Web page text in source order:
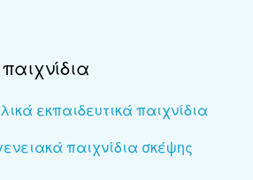
εκπαιδευτικά παιχνίδια
παιχνίδια σκέψης